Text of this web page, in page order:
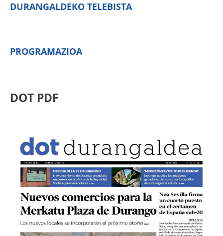
DURANGALDEKO TELEBISTA
PROGRAMAZIOA
DOT PDF